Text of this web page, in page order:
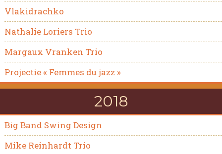
Vlakidrachko
Nathalie Loriers Trio
Margaux Vranken Trio
Projectie « Femmes du jazz »
2018
Big Band Swing Design
Mike Reinhardt Trio